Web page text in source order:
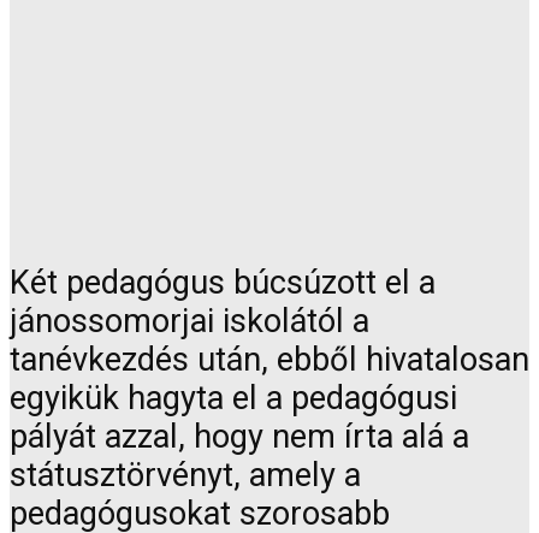
Két pedagógus búcsúzott el a
jánossomorjai iskolától a
tanévkezdés után, ebből hivatalosan
egyikük hagyta el a pedagógusi
pályát azzal, hogy nem írta alá a
státusztörvényt, amely a
pedagógusokat szorosabb